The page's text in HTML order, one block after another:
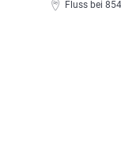
Fluss bei